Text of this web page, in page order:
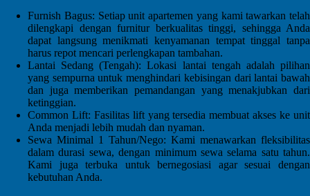
Furnish Bagus: Setiap unit apartemen yang kami tawarkan telah
dilengkapi dengan furnitur berkualitas tinggi, sehingga Anda
dapat langsung menikmati kenyamanan tempat tinggal tanpa
harus repot mencari perlengkapan tambahan.
Lantai Sedang (Tengah): Lokasi lantai tengah adalah pilihan
yang sempurna untuk menghindari kebisingan dari lantai bawah
dan juga memberikan pemandangan yang menakjubkan dari
ketinggian.
Common Lift: Fasilitas lift yang tersedia membuat akses ke unit
Anda menjadi lebih mudah dan nyaman.
Sewa Minimal 1 Tahun/Nego: Kami menawarkan fleksibilitas
dalam durasi sewa, dengan minimum sewa selama satu tahun.
Kami juga terbuka untuk bernegosiasi agar sesuai dengan
kebutuhan Anda.